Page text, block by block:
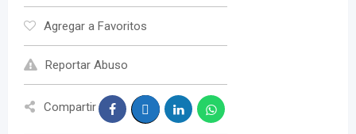
Agregar a Favoritos
Reportar Abuso
Compartir